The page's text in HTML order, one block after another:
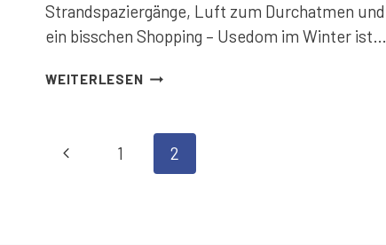
Strandspaziergänge, Luft zum Durchatmen und
ein bisschen Shopping – Usedom im Winter ist…
WEITERLESENADVENTS-
Seitennavigation
Vorherige1 2